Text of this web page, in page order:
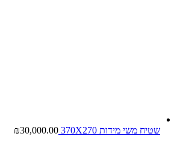
שטיח משי מידות 370X270 ₪30,000.00